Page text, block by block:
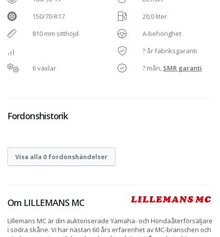
150/70-R17
810 mm sitthöjd
6 växlar
20,0 liter
A-behörighet
? år fabriksgaranti
? mån, SMR garanti
Fordonshistorik
Visa alla 0 fordonshändelser
Om LILLEMANS MC
Lillemans MC är din auktoriserade Yamaha- och Hondaåterförsäljare
i södra skåne. Vi har nästan 60 års erfarenhet av MC-branschen och